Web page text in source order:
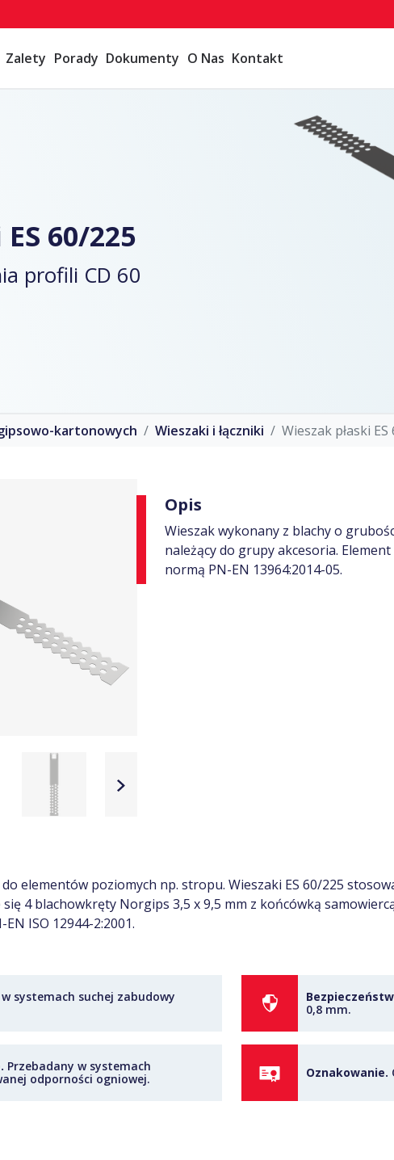
Zalety Porady Dokumenty O Nas Kontakt
60/225
profili CD 60
kartonowych Wieszaki i łączniki Wieszak płaski ES
Opis
Wieszak wykonany z blachy o
należący do grupy akcesoria.
normą PN-EN 13964:2014-05.
elementów poziomych np. stropu. Wieszaki ES 60/225
się 4 blachowkręty Norgips 3,5 x 9,5 mm z końcówką
ISO 12944-2:2001.
systemach suchej zabudowy
0,8 mm.
Przebadany w systemach
odporności ogniowej.
Oznakowanie.